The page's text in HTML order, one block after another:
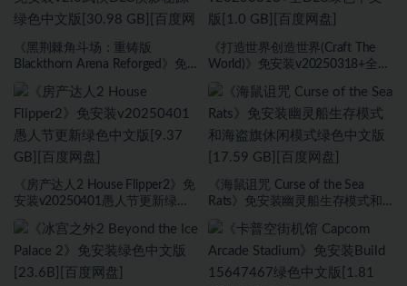
《黑荆棘角斗场：重铸版
Blackthorn Arena Reforged》免
文版[30.98 GB][百度网盘]
《打造世界创造世界(Craft The
World)》免安装v20250318+全
盘]
《房产达人2 House Flipper2》免
安装v20250401愚人节更新绿色
《海鼠诅咒 Curse of the Sea
Rats》免安装幽灵船生存模式和
GB][百度网盘]